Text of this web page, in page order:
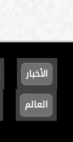
الأخبار
العالم